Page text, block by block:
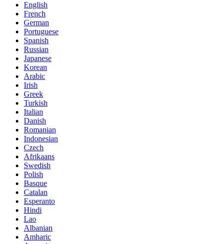
English
French
German
Portuguese
Spanish
Russian
Japanese
Korean
Arabic
Irish
Greek
Turkish
Italian
Danish
Romanian
Indonesian
Czech
Afrikaans
Swedish
Polish
Basque
Catalan
Esperanto
Hindi
Lao
Albanian
Amharic